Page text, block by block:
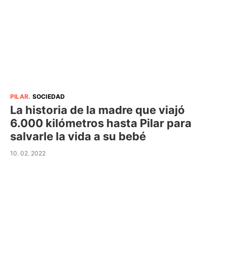
PILAR. SOCIEDAD
La historia de la madre que viajó
6.000 kilómetros hasta Pilar para
salvarle la vida a su bebé
10. 02. 2022